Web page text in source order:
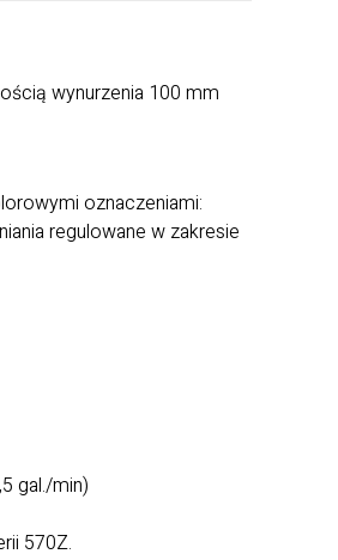
wynurzenia 100 mm
oznaczeniami:
regulowane w zakresie
gal./min)
570Z.